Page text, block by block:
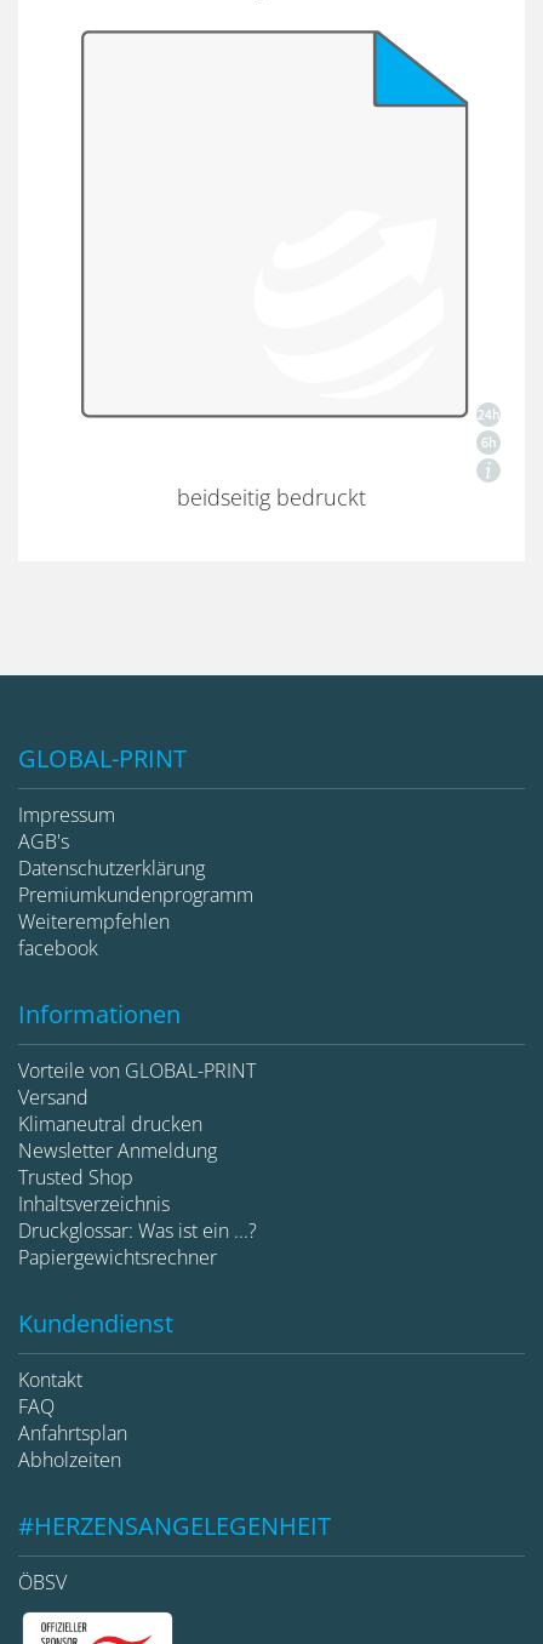
beidseitig bedruckt
GLOBAL-PRINT
Impressum
AGB's
Datenschutzerklärung
Premiumkundenprogramm
Weiterempfehlen
facebook
Informationen
Vorteile von GLOBAL-PRINT
Versand
Klimaneutral drucken
Newsletter Anmeldung
Trusted Shop
Inhaltsverzeichnis
Druckglossar: Was ist ein ...?
Papiergewichtsrechner
Kundendienst
Kontakt
FAQ
Anfahrtsplan
Abholzeiten
#HERZENSANGELEGENHEIT
ÖBSV